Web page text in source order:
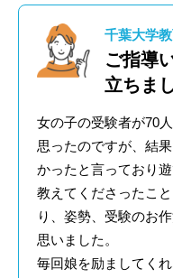
千葉大学
ご指導
立ちま
女の子の受験者が70
思ったのですが、結
かったと言っており
教えてくださったこ
り、姿勢、受験のお
思いました。
毎回娘を励ましてく